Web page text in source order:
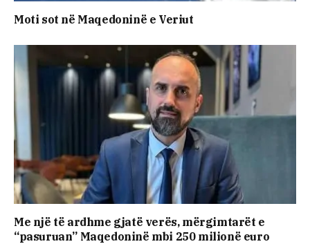
Moti sot në Maqedoninë e Veriut
Me një të ardhme gjatë verës, mërgimtarët e
“pasuruan” Maqedoninë mbi 250 milionë euro